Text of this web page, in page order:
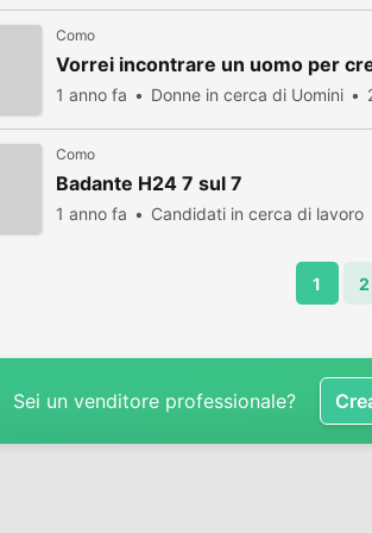
Como
Vorrei incontrare un uomo per
1 anno fa Donne in cerca di Uomini
Como
Badante H24 7 sul 7
1 anno fa Candidati in cerca di lavoro
1 2
Sei un venditore professionale?